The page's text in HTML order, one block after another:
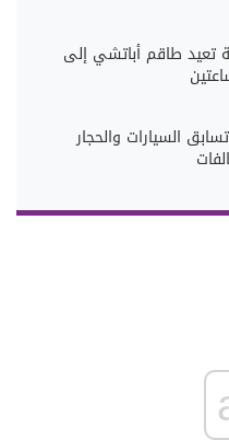
تعيد طاقم أباتشي إلى
تسابق السيارات والحجار